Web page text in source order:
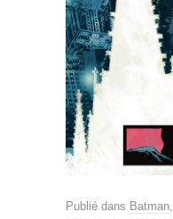
Publié dans Batman,